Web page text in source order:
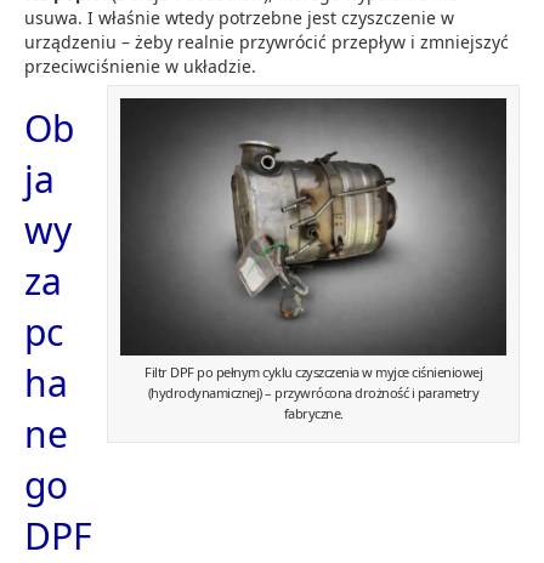
usuwa. I właśnie wtedy potrzebne jest czyszczenie w
urządzeniu – żeby realnie przywrócić przepływ i zmniejszyć
przeciwciśnienie w układzie.
Filtr DPF po pełnym cyklu czyszczenia w myjce ciśnieniowej
(hydrodynamicznej) – przywrócona drożność i parametry
fabryczne.
Ob
ja
wy
za
pc
ha
ne
go
DPF